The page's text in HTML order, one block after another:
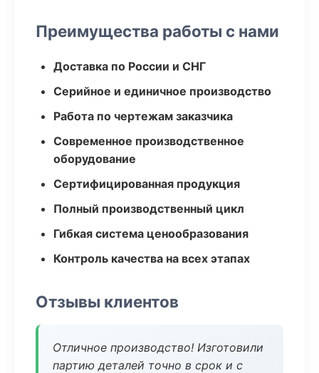
Преимущества работы с нами
Доставка по России и СНГ
Серийное и единичное производство
Работа по чертежам заказчика
Современное производственное
оборудование
Сертифицированная продукция
Полный производственный цикл
Гибкая система ценообразования
Контроль качества на всех этапах
Отзывы клиентов
Отличное производство! Изготовили
партию деталей точно в срок и с